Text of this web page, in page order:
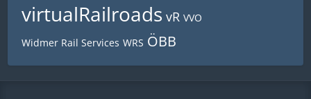
virtualRailroads vR VVO
Widmer Rail Services WRS ÖBB